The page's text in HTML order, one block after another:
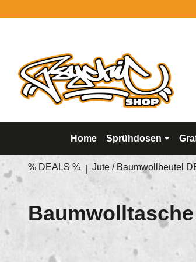
Home Sprühdosen
% DEALS % Jute / Baumwollbeutel